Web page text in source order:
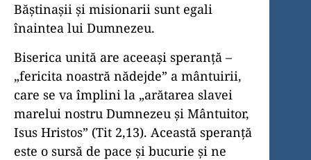
Băştinaşii şi misionarii sunt egali
înaintea lui Dumnezeu.
Biserica unită are aceeaşi speranţă –
„fericita noastră nădejde” a mântuirii,
care se va împlini la „arătarea slavei
marelui nostru Dumnezeu şi Mântuitor,
Isus Hristos” (Tit 2,13). Această speranţă
este o sursă de pace şi bucurie şi ne